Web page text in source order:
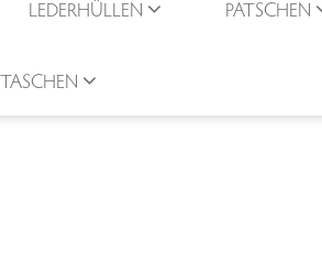
LEDERHÜLLEN PATSCHEN
TASCHEN